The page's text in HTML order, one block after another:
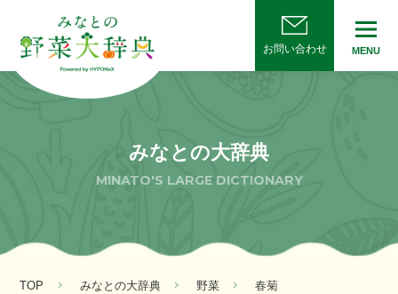
お問い合わせ MENU
みなとの大辞典
MINATO'S LARGE DICTIONARY
TOP みなとの大辞典 野菜 春菊